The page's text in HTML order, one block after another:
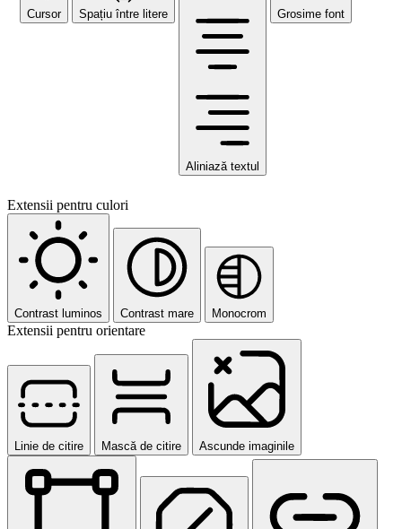
Cursor Spațiu între litere
Aliniază textul
Grosime font
Extensii pentru culori
Contrast luminos Contrast mare Monocrom
Extensii pentru orientare
Linie de citire Mască de citire Ascunde imaginile